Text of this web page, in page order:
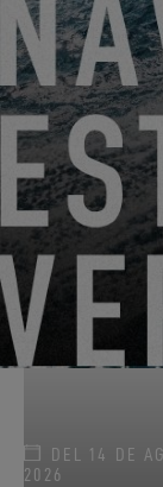
DEL 22 DE
¡GO
EXCESS 11 -
DEL 14 DE
2026